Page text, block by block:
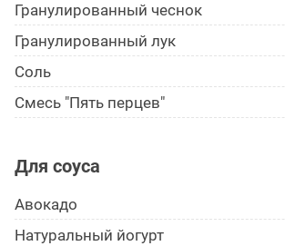
Гранулированный чеснок
Гранулированный лук
Соль
Смесь "Пять перцев"
Для соуса
Авокадо
Натуральный йогурт